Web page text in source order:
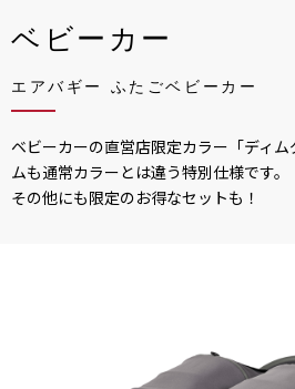
ベビーカー
エアバギー ふたごベビーカー
ベビーカーの直営店限定カラー「ディ
ムも通常カラーとは違う特別仕様です。
その他にも限定のお得なセットも！